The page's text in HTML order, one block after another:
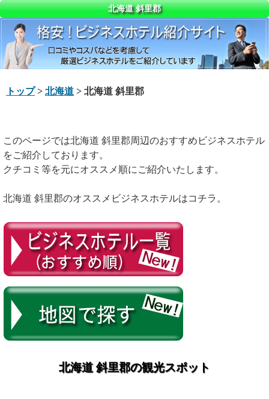
北海道 斜里郡
トップ> 北海道 > 北海道 斜里郡
このページでは北海道 斜里郡周辺のおすすめビジネスホテル
をご紹介しております。
クチコミ等を元にオススメ順にご紹介いたします。
北海道 斜里郡のオススメビジネスホテルはコチラ。
北海道 斜里郡の観光スポット